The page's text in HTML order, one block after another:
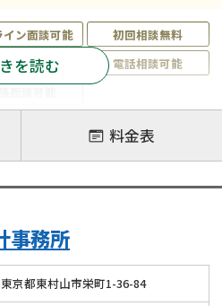
イン面談可能
初回相談無料
降電話可能
電話相談可能
続放棄
相続登記
侵害額請求
相続税申告
贈与税
を読む
料金表
事務所
東京都東村山市栄町1-36-84